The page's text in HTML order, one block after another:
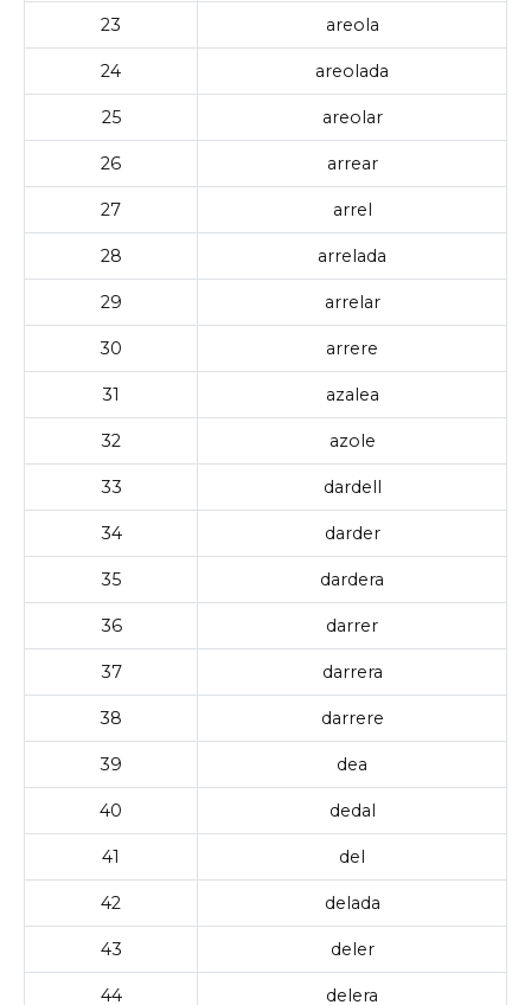
23 areola
24 areolada
25 areolar
26 arrear
27 arrel
28 arrelada
29 arrelar
30 arrere
31 azalea
32 azole
33 dardell
34 darder
35 dardera
36 darrer
37 darrera
38 darrere
39 dea
40 dedal
41 del
42 delada
43 deler
44 delera